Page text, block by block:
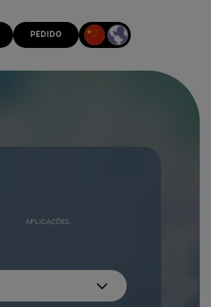
PEDIDO
APLICAÇÕES